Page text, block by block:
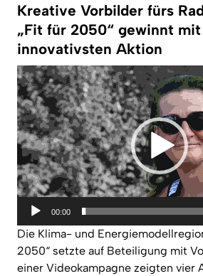
Kreative Vorbilder fürs
„Fit für 2050“ gewinnt
innovativsten Aktion
Video-
Player
00:00
Die Klima- und
2050“ setzte auf Beteiligung mit
einer Videokampagne zeigten vier